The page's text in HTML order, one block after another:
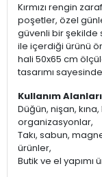
Kırmızı rengin
poşetler, özel
güvenli bir şekilde
ile içerdiği ürünü
hali 50x65 cm
tasarımı
Kullanım
Düğün, nişan,
organizasyonlar,
Takı, sabun,
ürünler,
Butik ve el yapımı